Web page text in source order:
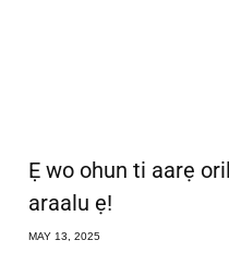
Ẹ wo ohun ti aarẹ
araalu ẹ!
MAY 13, 2025